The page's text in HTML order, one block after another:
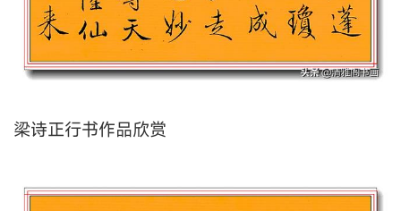
梁诗正行书作品欣赏